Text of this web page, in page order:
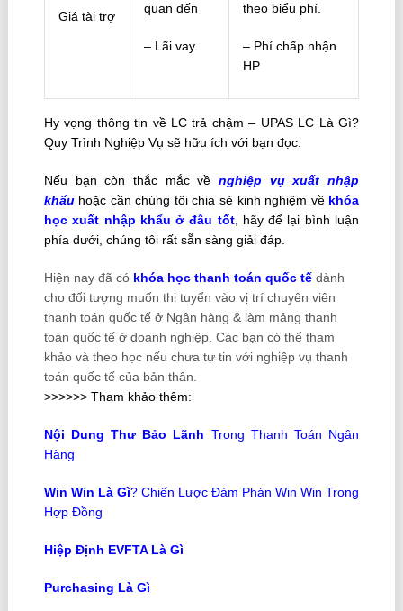
Giá tài trợ
quan đến
– Lãi vay
theo biểu phí.
– Phí chấp nhận
HP
Hy vọng thông tin về LC trả chậm – UPAS LC Là Gì?
Quy Trình Nghiệp Vụ sẽ hữu ích với bạn đọc.
Nếu bạn còn thắc mắc vềnghiệp vụ xuất nhập
khẩuhoặc cần chúng tôi chia sẻ kinh nghiệm về khóa
học xuất nhập khẩu ở đâu tốt, hãy để lại bình luận
phía dưới, chúng tôi rất sẵn sàng giải đáp.
Hiện nay đã có khóa học thanh toán quốc tế dành
cho đối tượng muốn thi tuyển vào vị trí chuyên viên
thanh toán quốc tế ở Ngân hàng & làm mảng thanh
toán quốc tế ở doanh nghiệp. Các bạn có thể tham
khảo và theo học nếu chưa tự tin với nghiệp vụ thanh
toán quốc tế của bản thân.
>>>>>> Tham khảo thêm:
Nội Dung Thư Bảo Lãnh Trong Thanh Toán Ngân
Hàng
Win Win Là Gì? Chiến Lược Đàm Phán Win Win Trong
Hợp Đồng
Hiệp Định EVFTA Là Gì
Purchasing Là Gì